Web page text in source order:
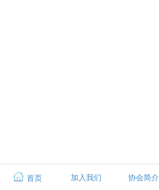
首页 加入我们 协会简介